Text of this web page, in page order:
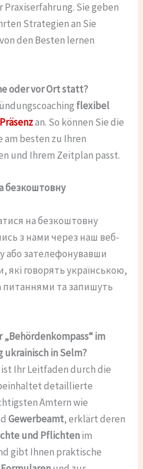
Sie geben
Strategien an Sie
den Besten lernen
oder vor Ort statt?
flexibel
Präsenzan. So können Sie die
besten zu Ihren
und Ihrem Zeitplan passt.
безкоштовну
на безкоштовну
з нами через наш веб-
або зателефонувавши
які говорять українською,
питаннями та запишуть
im
ukrainisch in Selm?
Ihr Leitfaden durch die
detaillierte
Ämtern wie
Gewerbeamt, erklärt deren
und Pflichtenim
gibt Ihnen praktische